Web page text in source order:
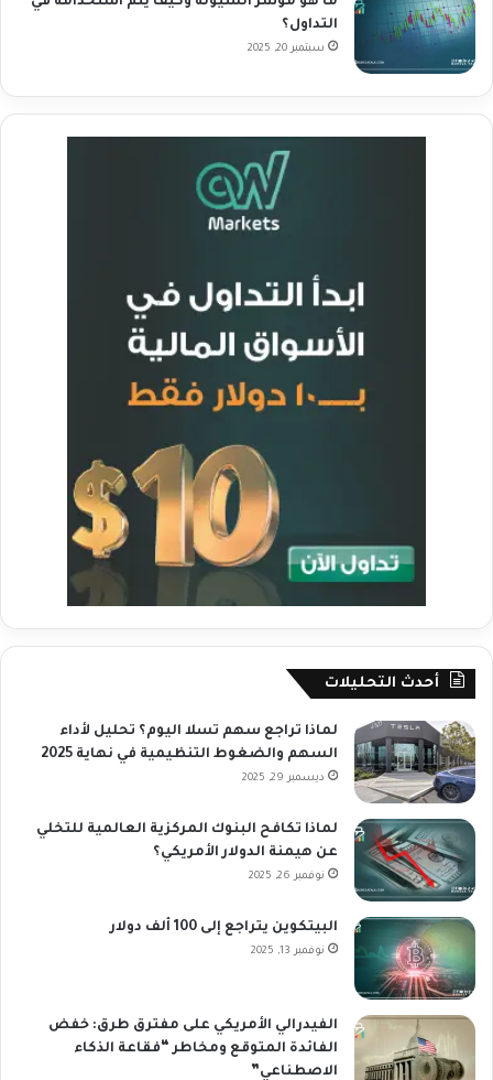
التداول؟
سبتمبر 20, 2025
أحدث التحليلات
لماذا تراجع سهم تسلا اليوم؟ تحليل لأداء
السهم والضغوط التنظيمية في نهاية 2025
ديسمبر 29, 2025
لماذا تكافح البنوك المركزية العالمية للتخلي
عن هيمنة الدولار الأمريكي؟
نوفمبر 26, 2025
البيتكوين يتراجع إلى 100 ألف دولار
نوفمبر 13, 2025
الفيدرالي الأمريكي على مفترق طرق: خفض
الفائدة المتوقع ومخاطر “فقاعة الذكاء
الاصطناعي”